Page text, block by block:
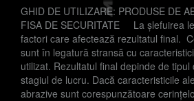
GHID DE UTILIZARE: PRODUSE DE
FISA DE SECURITATE La şlefuirea
factori care afectează rezultatul final.
sunt în legatură stransă cu
utilizat. Rezultatul final depinde de
stagiul de lucru. Dacă caracteristicile
abrazive sunt corespunzătoare